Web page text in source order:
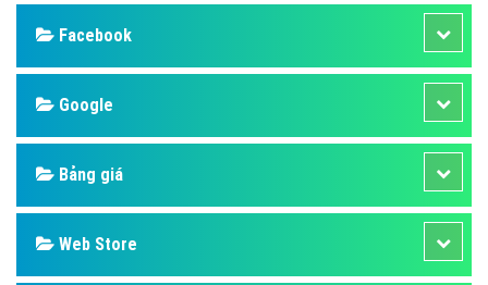
Facebook
Google
Bảng giá
Web Store